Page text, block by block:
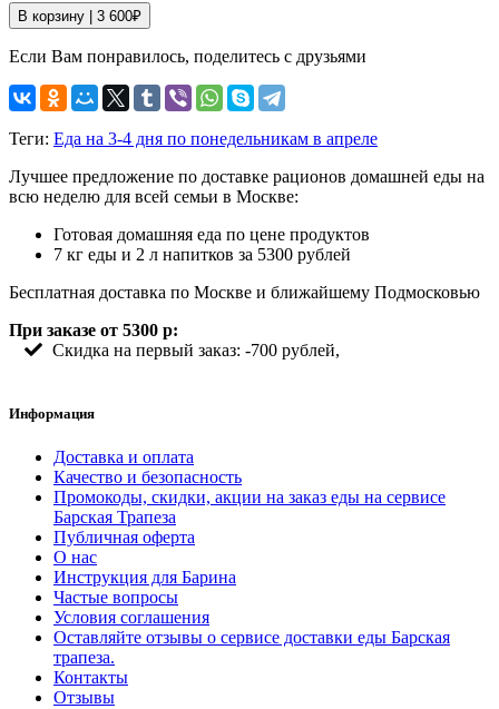
В корзину | 3 600₽
Если Вам понравилось, поделитесь с друзьями
Теги: Еда на 3-4 дня по понедельникам в апреле
Лучшее предложение по доставке рационов домашней еды на
всю неделю для всей семьи в Москве:
Готовая домашняя еда по цене продуктов
7 кг еды и 2 л напитков за 5300 рублей
Бесплатная доставка по Москве и ближайшему Подмосковью
При заказе от 5300 р:
Скидка на первый заказ: -700 рублей,
Информация
Доставка и оплата
Качество и безопасность
Промокоды, скидки, акции на заказ еды на сервисе
Барская Трапеза
Публичная оферта
О нас
Инструкция для Барина
Частые вопросы
Условия соглашения
Оставляйте отзывы о сервисе доставки еды Барская
трапеза.
Контакты
Отзывы